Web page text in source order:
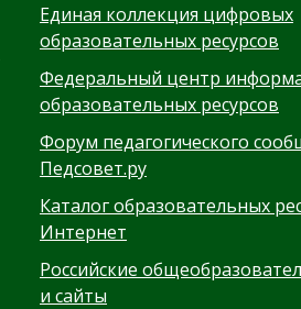
Единая коллекция цифровых
образовательных ресурсов
Федеральный центр
образовательных ресурсов
Форум педагогического
Педсовет.ру
Каталог образовательных
Интернет
Российские
и сайты